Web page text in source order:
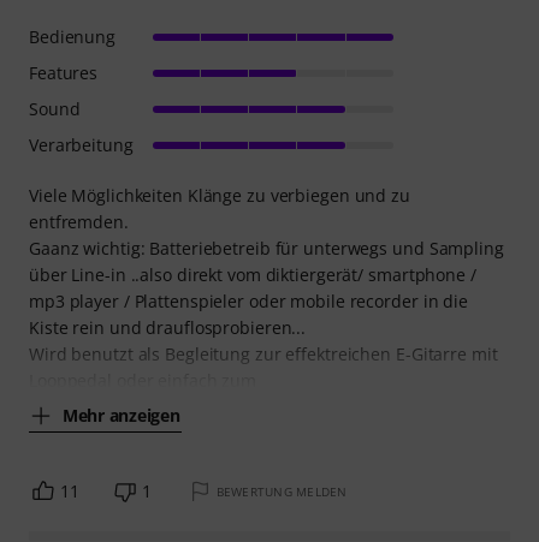
Viele Möglichkeiten Klänge zu verbiegen und zu
entfremden.
Gaanz wichtig: Batteriebetreib für unterwegs und Sampling
über Line-in ..also direkt vom diktiergerät/ smartphone /
mp3 player / Plattenspieler oder mobile recorder in die
Kiste rein und drauflosprobieren...
Wird benutzt als Begleitung zur effektreichen E-Gitarre mit
Mehr anzeigen
Bedienung
Features
Sound
Verarbeitung
11 1 BEWERTUNG MELDEN